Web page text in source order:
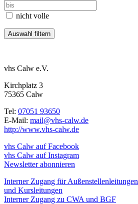
nicht volle
vhs Calw e.V.
Kirchplatz 3
75365 Calw
Tel: 07051 93650
E-Mail: mail@vhs-calw.de
http://www.vhs-calw.de
vhs Calw auf Facebook
vhs Calw auf Instagram
Newsletter abonnieren
Interner Zugang für Außenstellenleitungen
und Kursleitungen
Interner Zugang zu CWA und BGF